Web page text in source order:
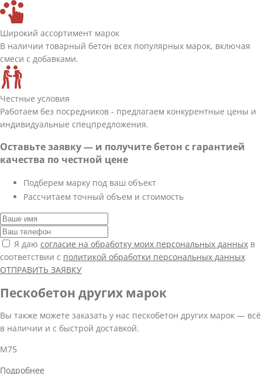
Широкий ассортимент марок
В наличии товарный бетон всех популярных марок, включая
смеси с добавками.
Честные условия
Работаем без посредников - предлагаем конкурентные цены и
индивидуальные спецпредложения.
Оставьте заявку — и получите бетон с гарантией
качества по честной цене
Подберем марку под ваш объект
Рассчитаем точный объем и стоимость
Я даю согласие на обработку моих персональных данных в
соответствии с политикой обработки персональных данных
ОТПРАВИТЬ ЗАЯВКУ
Пескобетон других марок
Вы также можете заказать у нас пескобетон других марок — всё
в наличии и с быстрой доставкой.
М75
Подробнее